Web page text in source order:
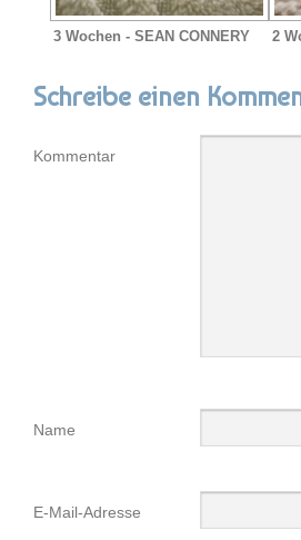
3 Wochen - SEAN CONNERY 2
Schreibe einen
Kommentar
Name
E-Mail-Adresse